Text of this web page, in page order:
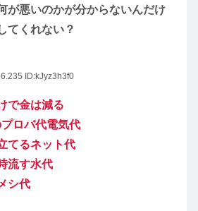
が悪いのかが分からないんだけ
てくれない？
ID:kJyz3h3f0
で金は減る
ロバ代電気代
てるネット代
流す水代
シ代